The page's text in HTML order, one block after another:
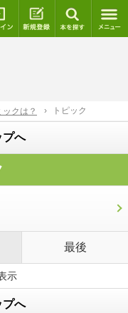
ログイン 新規登録
クは？ トピック
プへ
最後
示
プへ